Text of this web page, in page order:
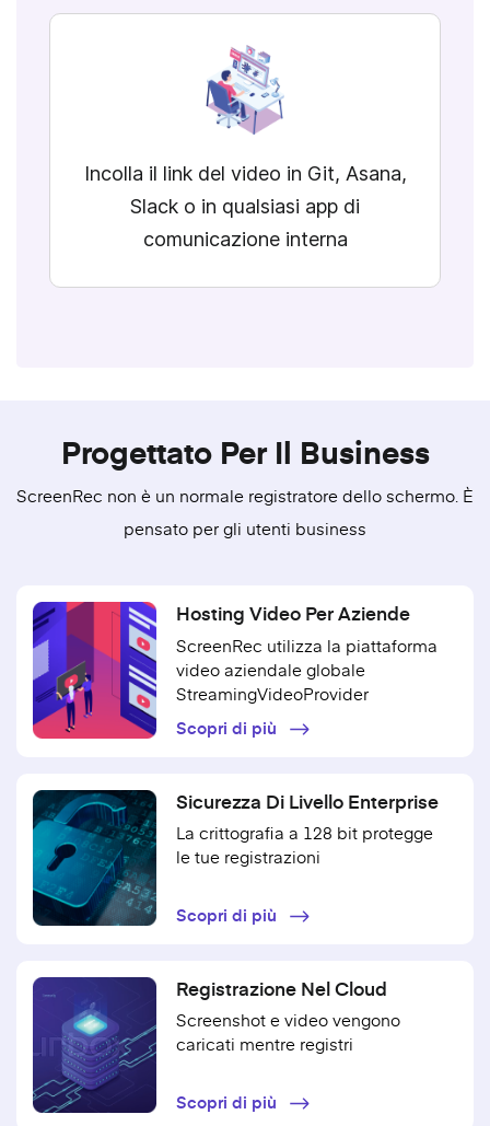
Incolla il link del video in Git, Asana,
Slack o in qualsiasi app di
comunicazione interna
Progettato Per Il Business
ScreenRec non è un normale registratore dello schermo. È
pensato per gli utenti business
Hosting Video Per Aziende
ScreenRec utilizza la piattaforma
video aziendale globale
StreamingVideoProvider
Scopri di più
Sicurezza Di Livello Enterprise
La crittografia a 128 bit protegge
le tue registrazioni
Scopri di più
Registrazione Nel Cloud
Screenshot e video vengono
caricati mentre registri
Scopri di più